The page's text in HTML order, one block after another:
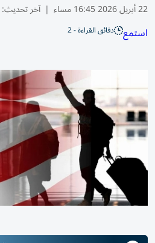
22 أبريل 2026 16:45 مساء | آخر تحديث:
استمع دقائق القراءة - 2